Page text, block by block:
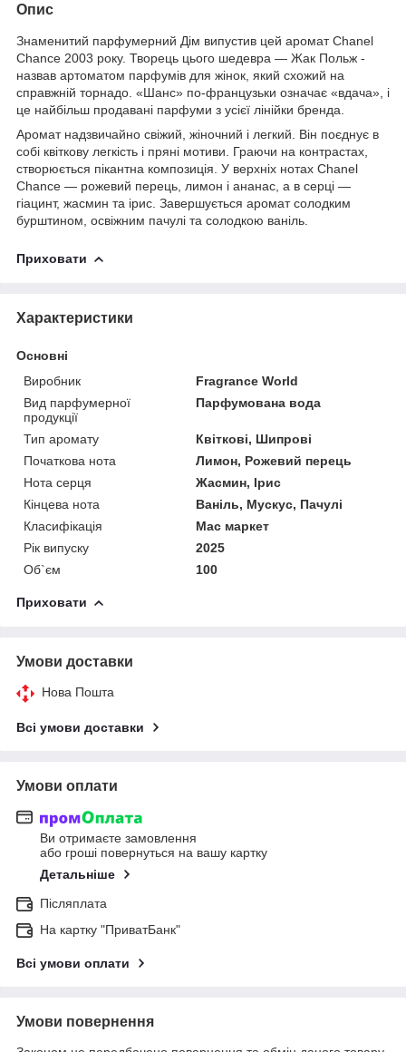
Опис
Знаменитий парфумерний Дім випустив цей аромат Chanel
Chance 2003 року. Творець цього шедевра — Жак Польж -
назвав артоматом парфумів для жінок, який схожий на
справжній торнадо. «Шанс» по-французьки означає «вдача», і
це найбільш продавані парфуми з усієї лінійки бренда.
Аромат надзвичайно свіжий, жіночний і легкий. Він поєднує в
собі квіткову легкість і пряні мотиви. Граючи на контрастах,
створюється пікантна композиція. У верхніх нотах Chanel
Chance — рожевий перець, лимон і ананас, а в серці —
гіацинт, жасмин та ірис. Завершується аромат солодким
бурштином, освіжним пачулі та солодкою ваніль.
Приховати
Характеристики
Основні
Виробник
Fragrance World
Вид парфумерної
продукції
Парфумована вода
Тип аромату
Квіткові, Шипрові
Початкова нота
Лимон, Рожевий перець
Нота серця
Жасмин, Ірис
Кінцева нота
Ваніль, Мускус, Пачулі
Класифікація
Мас маркет
Рік випуску
2025
Об`єм
100
Приховати
Умови доставки
Нова Пошта
Всі умови доставки
Умови оплати
Ви отримаєте замовлення
або гроші повернуться на вашу картку
Детальніше
Післяплата
На картку "ПриватБанк"
Всі умови оплати
Умови повернення